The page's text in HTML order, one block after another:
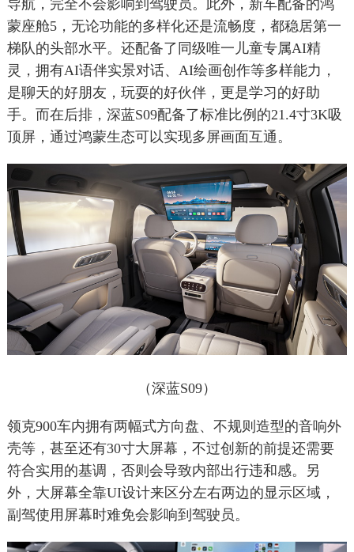
导航，完全不会影响到驾驶员。此外，新车配备的鸿
蒙座舱5，无论功能的多样化还是流畅度，都稳居第一
梯队的头部水平。还配备了同级唯一儿童专属AI精
灵，拥有AI语伴实景对话、AI绘画创作等多样能力，
是聊天的好朋友，玩耍的好伙伴，更是学习的好助
手。而在后排，深蓝S09配备了标准比例的21.4寸3K吸
顶屏，通过鸿蒙生态可以实现多屏画面互通。
（深蓝S09）
领克900车内拥有两幅式方向盘、不规则造型的音响外
壳等，甚至还有30寸大屏幕，不过创新的前提还需要
符合实用的基调，否则会导致内部出行违和感。另
外，大屏幕全靠UI设计来区分左右两边的显示区域，
副驾使用屏幕时难免会影响到驾驶员。